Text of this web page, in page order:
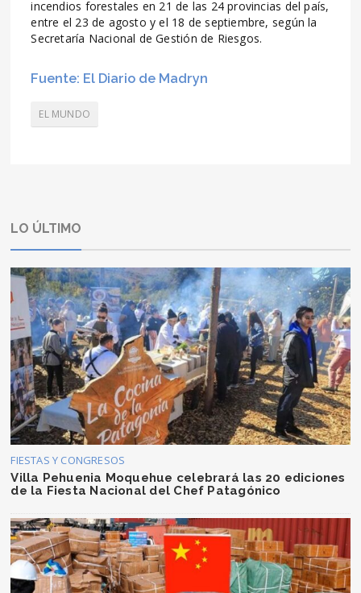
incendios forestales en 21 de las 24 provincias del país,
entre el 23 de agosto y el 18 de septiembre, según la
Secretaría Nacional de Gestión de Riesgos.
Fuente: El Diario de Madryn
EL MUNDO
LO ÚLTIMO
FIESTAS Y CONGRESOS
Villa Pehuenia Moquehue celebrará las 20 ediciones
de la Fiesta Nacional del Chef Patagónico